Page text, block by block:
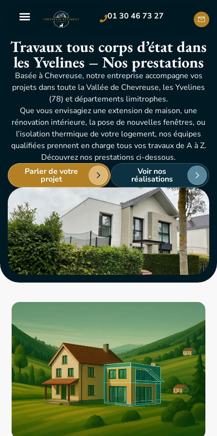
01 30 46 73 27
Travaux tous corps d’état dans
les Yvelines – Nos prestations
Basée à Chevreuse, notre entreprise accompagne vos
projets dans toute la Vallée de Chevreuse, les Yvelines
(78) et départements limitrophes.
Que vous envisagiez une extension de maison, une
rénovation intérieure, la pose de nouvelles fenêtres, ou
l’isolation thermique de votre logement, nos équipes
qualifiées prennent en charge tous vos travaux de A à Z.
Découvrez nos prestations ci-dessous.
Parler de votre
projet
Voir nos
réalisations